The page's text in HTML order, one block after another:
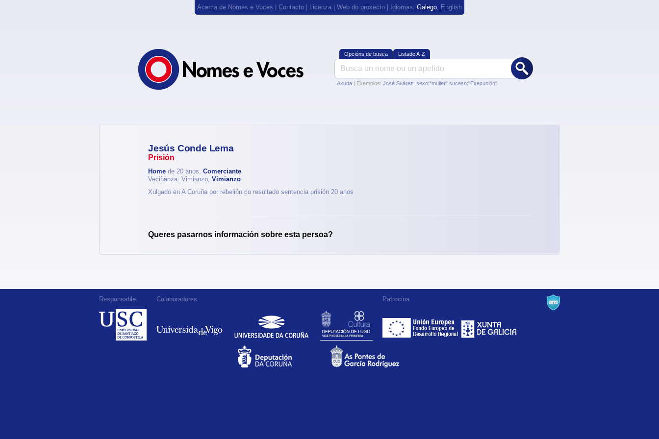
Acerca de Nomes e Voces Contacto Licenza Web do proxecto | Idiomas: Galego, English
Opcións de busca Listado A-Z
Axuda | Exemplos: José Suárez sexo:"muller" suceso:"Execución"
Jesús Conde Lema
Prisión
Home de 20 anos, Comerciante
Veciñanza: Vimianzo, Vimianzo
Xulgado en A Coruña por rebelión co resultado sentencia prisión 20 anos
Queres pasarnos información sobre esta persoa?
Responsable Colaboradores Patrocina